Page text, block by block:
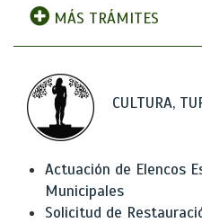
MÁS TRÁMITES
CULTURA,
Actuación de Elencos
Municipales
Solicitud de